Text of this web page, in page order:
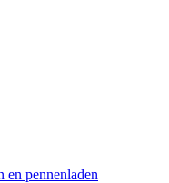
en pennenladen